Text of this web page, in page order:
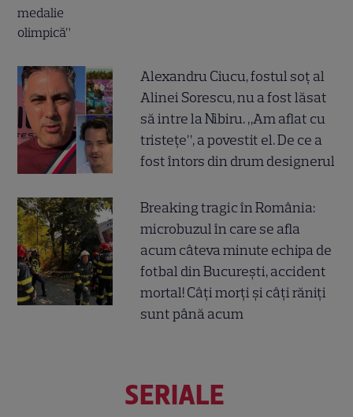
Alexandru Ciucu, fostul soț al
Alinei Sorescu, nu a fost lăsat
să intre la Nibiru. „Am aflat cu
tristețe”, a povestit el. De ce a
fost întors din drum designerul
Breaking tragic în România:
microbuzul în care se afla
acum câteva minute echipa de
fotbal din București, accident
mortal! Câți morți și câți răniți
sunt până acum
SERIALE